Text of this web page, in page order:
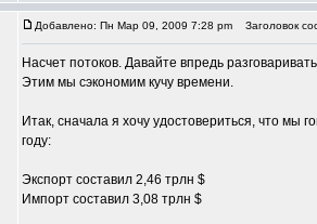
Добавлено: Пн Мар 09, 2009 7:28 pm Заголовок
Насчет потоков. Давайте впредь
Этим мы сэкономим кучу времени.
Итак, сначала я хочу удостовериться, что мы
году:
Экспорт составил 2,46 трлн $
Импорт составил 3,08 трлн $